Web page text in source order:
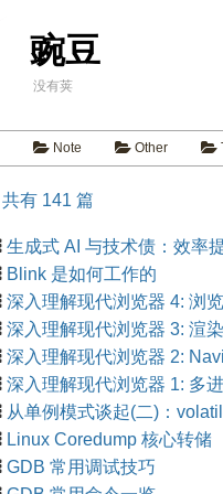
豌豆
没有荚
Note Other
共有 141 篇
生成式 AI 与技术债：效率
Blink 是如何工作的
深入理解现代浏览器 4: 浏
深入理解现代浏览器 3: 渲
深入理解现代浏览器 2:
深入理解现代浏览器 1: 多
从单例模式谈起(二)：
Linux Coredump 核心转储
GDB 常用调试技巧